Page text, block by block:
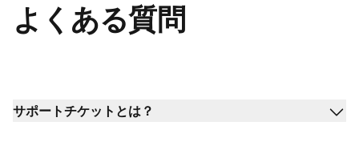
よくある質問
サポートチケットとは？